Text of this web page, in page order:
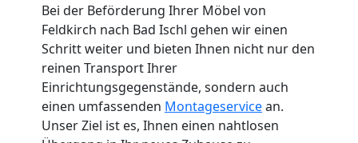
Bei der Beförderung Ihrer Möbel von
Feldkirch nach Bad Ischl gehen wir einen
Schritt weiter und bieten Ihnen nicht nur den
reinen Transport Ihrer
Einrichtungsgegenstände, sondern auch
einen umfassenden Montageservicean.
Unser Ziel ist es, Ihnen einen nahtlosen